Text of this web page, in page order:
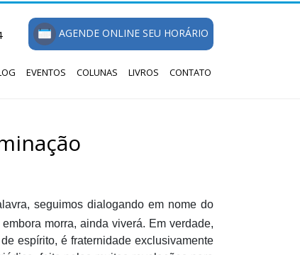
AGENDE ONLINE SEU HORÁRIO
EVENTOS COLUNAS LIVROS CONTATO
seguimos dialogando em nome do
morra, ainda viverá. Em verdade,
espírito, é fraternidade exclusivamente